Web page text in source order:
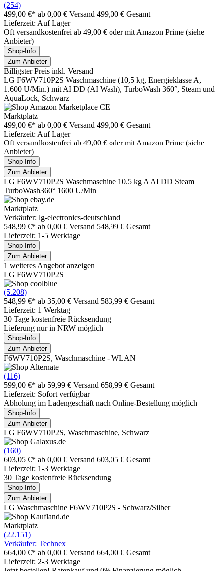
(254)
499,00 €* ab 0,00 € Versand 499,00 € Gesamt
Lieferzeit: Auf Lager
Oft versandkostenfrei ab 49,00 € oder mit Amazon Prime (siehe
Anbieter)
Shop-Info
Zum Anbieter
Billigster Preis inkl. Versand
LG F6WV710P2S Waschmaschine (10,5 kg, Energieklasse A,
1.600 U/Min.) mit AI DD (AI Wash), TurboWash 360°, Steam und
AquaLock, Schwarz
Marktplatz
499,00 €* ab 0,00 € Versand 499,00 € Gesamt
Lieferzeit: Auf Lager
Oft versandkostenfrei ab 49,00 € oder mit Amazon Prime (siehe
Anbieter)
Shop-Info
Zum Anbieter
LG F6WV710P2S Waschmaschine 10.5 kg A AI DD Steam
TurboWash360° 1600 U/Min
Marktplatz
Verkäufer: lg-electronics-deutschland
548,99 €* ab 0,00 € Versand 548,99 € Gesamt
Lieferzeit: 1-5 Werktage
Shop-Info
Zum Anbieter
1 weiteres Angebot anzeigen
LG F6WV710P2S
(5.208)
548,99 €* ab 35,00 € Versand 583,99 € Gesamt
Lieferzeit: 1 Werktag
30 Tage kostenfreie Rücksendung
Lieferung nur in NRW möglich
Shop-Info
Zum Anbieter
F6WV710P2S, Waschmaschine - WLAN
(116)
599,00 €* ab 59,99 € Versand 658,99 € Gesamt
Lieferzeit: Sofort verfügbar
Abholung im Ladengeschäft nach Online-Bestellung möglich
Shop-Info
Zum Anbieter
LG F6WV710P2S, Waschmaschine, Schwarz
(160)
603,05 €* ab 0,00 € Versand 603,05 € Gesamt
Lieferzeit: 1-3 Werktage
30 Tage kostenfreie Rücksendung
Shop-Info
Zum Anbieter
LG Waschmaschine F6WV710P2S - Schwarz/Silber
Marktplatz
(22.151)
Verkäufer: Technex
664,00 €* ab 0,00 € Versand 664,00 € Gesamt
Lieferzeit: 2-3 Werktage